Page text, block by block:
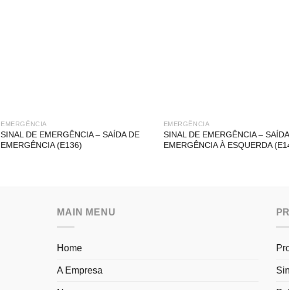
EMERGÊNCIA
SINAL DE EMERGÊNCIA – SAÍDA DE
EMERGÊNCIA (E136)
EMERGÊNCIA
SINAL DE EMERGÊNCIA –
EMERGÊNCIA À ESQUERDA
MAIN MENU
Home
A Empresa